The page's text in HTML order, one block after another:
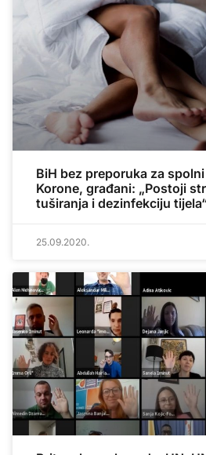
BiH bez preporuka za
Korone, građani: „Postoji
tuširanja i dezinfekciju
25.09.2020.